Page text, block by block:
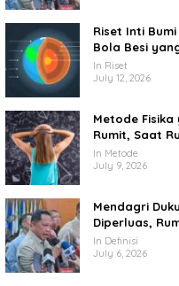
Riset Inti
Bola Besi
Berubah
In Riset
July 12, 2026
Metode Fisika
Rumit, Saat
Jadi Mesin
Semesta
In Metode
July 9, 2026
Mendagri
Diperluas,
Dibuka Lebih
In Definisi
July 6, 2026